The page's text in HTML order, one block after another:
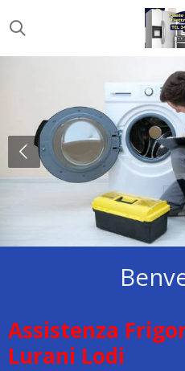
al
contenuto
Assistenza
Lurani Lodi